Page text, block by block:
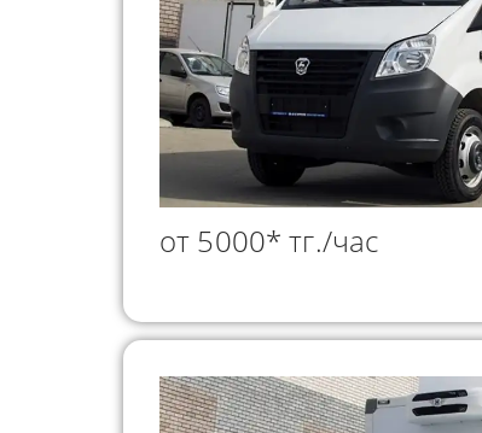
от 5000* тг./час